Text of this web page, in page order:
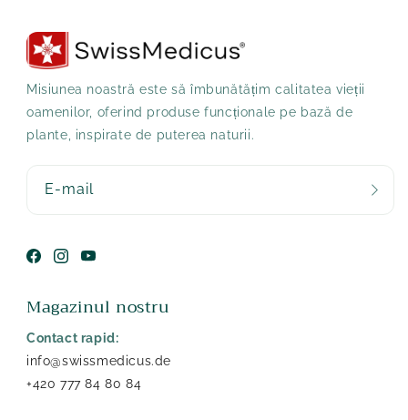
Misiunea noastră este să îmbunătățim calitatea vieții
oamenilor, oferind produse funcționale pe bază de
plante, inspirate de puterea naturii.
E-mail
Facebook
Instagram
YouTube
Magazinul nostru
Contact rapid:
info@swissmedicus.de
+420 777 84 80 84